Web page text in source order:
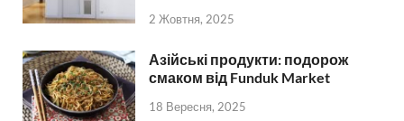
2 Жовтня, 2025
Азійські продукти: подорож
смаком від Funduk Market
18 Вересня, 2025